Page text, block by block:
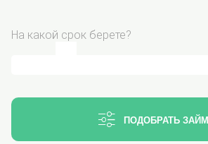
На какой срок берете?
ПОДОБРАТЬ ЗАЙМ